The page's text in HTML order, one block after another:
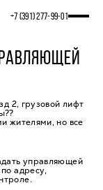
+7 (391) 277‒99‒01
2, грузовой лифт
жителями, но все
управляющей
адресу,